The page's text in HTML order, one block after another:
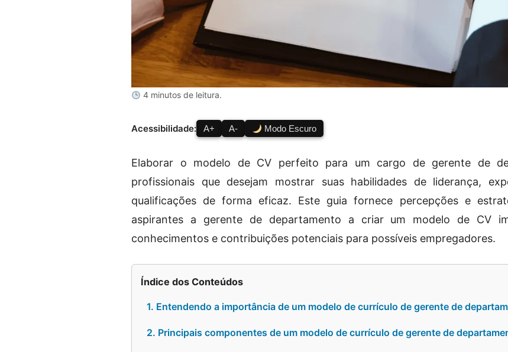
4 minutos de leitura.
Acessibilidade: A+ A- Modo Escuro
Elaborar o modelo de CV perfeito para um cargo de gerente de
profissionais que desejam mostrar suas habilidades de liderança,
qualificações de forma eficaz. Este guia fornece percepções e
aspirantes a gerente de departamento a criar um modelo de CV
conhecimentos e contribuições potenciais para possíveis empregadores.
Índice dos Conteúdos
1. Entendendo a importância de um modelo de currículo de gerente de
2. Principais componentes de um modelo de currículo de gerente de